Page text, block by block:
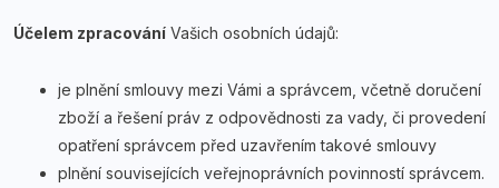
Účelem zpracování Vašich osobních údajů:
je plnění smlouvy mezi Vámi a správcem, včetně doručení
zboží a řešení práv z odpovědnosti za vady, či provedení
opatření správcem před uzavřením takové smlouvy
plnění souvisejících veřejnoprávních povinností správcem.